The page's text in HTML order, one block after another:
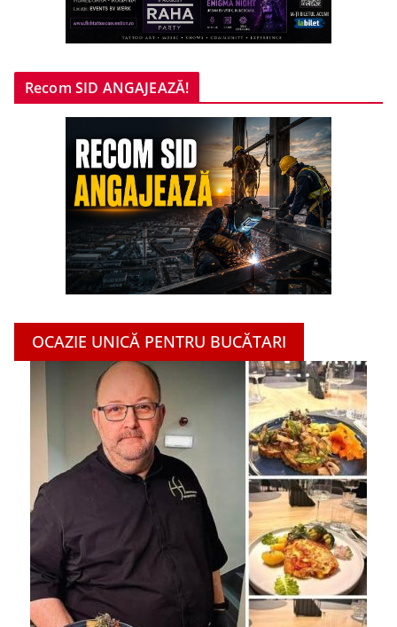
Recom SID ANGAJEAZĂ!
OCAZIE UNICĂ PENTRU BUCĂTARI